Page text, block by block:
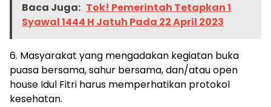
Baca Juga: Tok! Pemerintah Tetapkan 1
Syawal 1444 H Jatuh Pada 22 April 2023
6. Masyarakat yang mengadakan kegiatan buka
puasa bersama, sahur bersama, dan/atau open
house Idul Fitri harus memperhatikan protokol
kesehatan.